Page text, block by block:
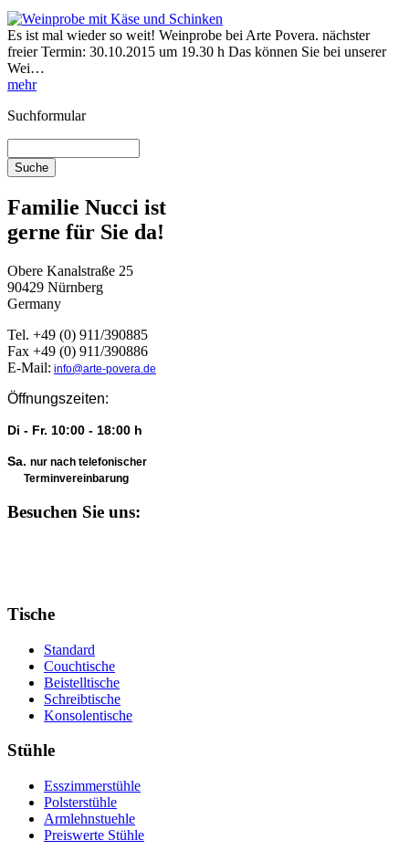
Es ist mal wieder so weit! Weinprobe bei Arte Povera. nächster
freier Termin: 30.10.2015 um 19.30 h Das können Sie bei unserer
Wei…
mehr
Suchformular
Familie Nucci ist
gerne für Sie da!
Obere Kanalstraße 25
90429 Nürnberg
Germany
Tel. +49 (0) 911/390885
Fax +49 (0) 911/390886
E-Mail: info@arte-povera.de
Öffnungszeiten:
Di - Fr. 10:00 - 18:00 h
Sa. nur nach telefonischer
Terminvereinbarung
Besuchen Sie uns:
Tische
Standard
Couchtische
Beistelltische
Schreibtische
Konsolentische
Stühle
Esszimmerstühle
Polsterstühle
Armlehnstuehle
Preiswerte Stühle